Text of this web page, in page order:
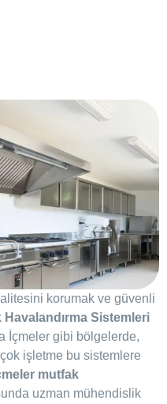
korumak ve güvenli
Havalandırma Sistemleri
İçmeler gibi bölgelerde,
işletme bu sistemlere
mutfak
uzman mühendislik